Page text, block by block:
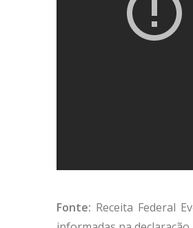
Fonte: Receita Federal